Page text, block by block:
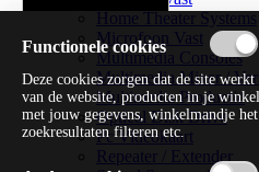
Home Theater Systems
Microfoon Vast
Multimedia Consoles
Multimedia Mixer /
Multimedia Productie
Optical Disk Drive
Pc Videokaart
Repeater / Extender
Functionele cookies
Deze cookies zorgen dat de site
van de website, producten in je
met jouw gegevens, winkelmandje
zoekresultaten filteren etc.